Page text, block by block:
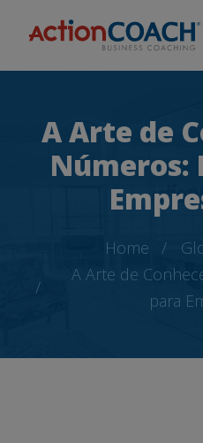
A Arte de
Números:
Home
A Arte de
para